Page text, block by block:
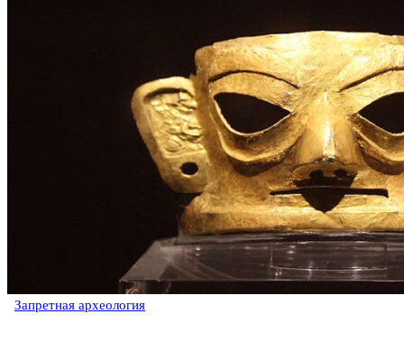
Запретная археология